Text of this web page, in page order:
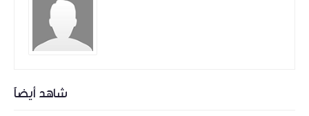
شاهد أيضاً